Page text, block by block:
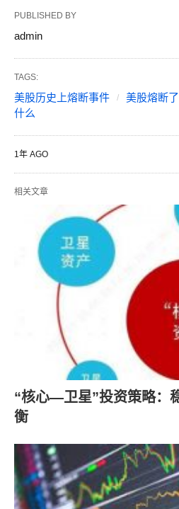
PUBLISHED BY
admin
TAGS:
美股历史上熔断事件 美股熔断
什么
1年 AGO
相关文章
“核心—卫星”投资策略：
衡